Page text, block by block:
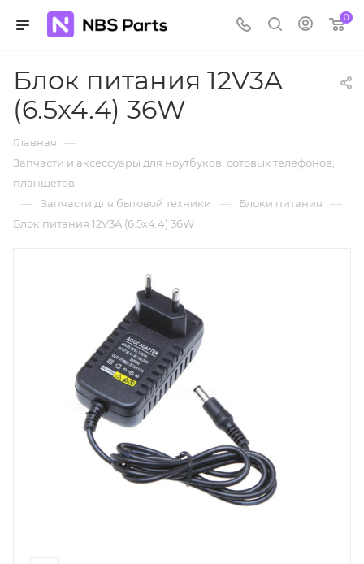
0
Блок питания 12V3A
(6.5x4.4) 36W
Главная —
Запчасти и аксессуары для ноутбуков, сотовых телефонов,
планшетов.
— Запчасти для бытовой техники — Блоки питания —
Блок питания 12V3A (6.5x4.4) 36W